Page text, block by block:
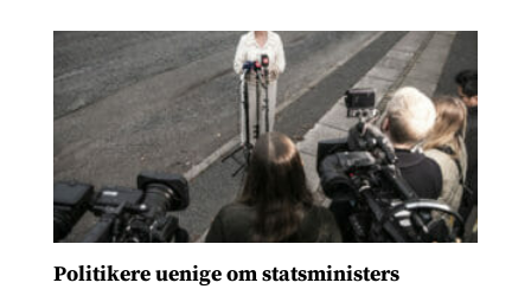
Politikere uenige om statsministers